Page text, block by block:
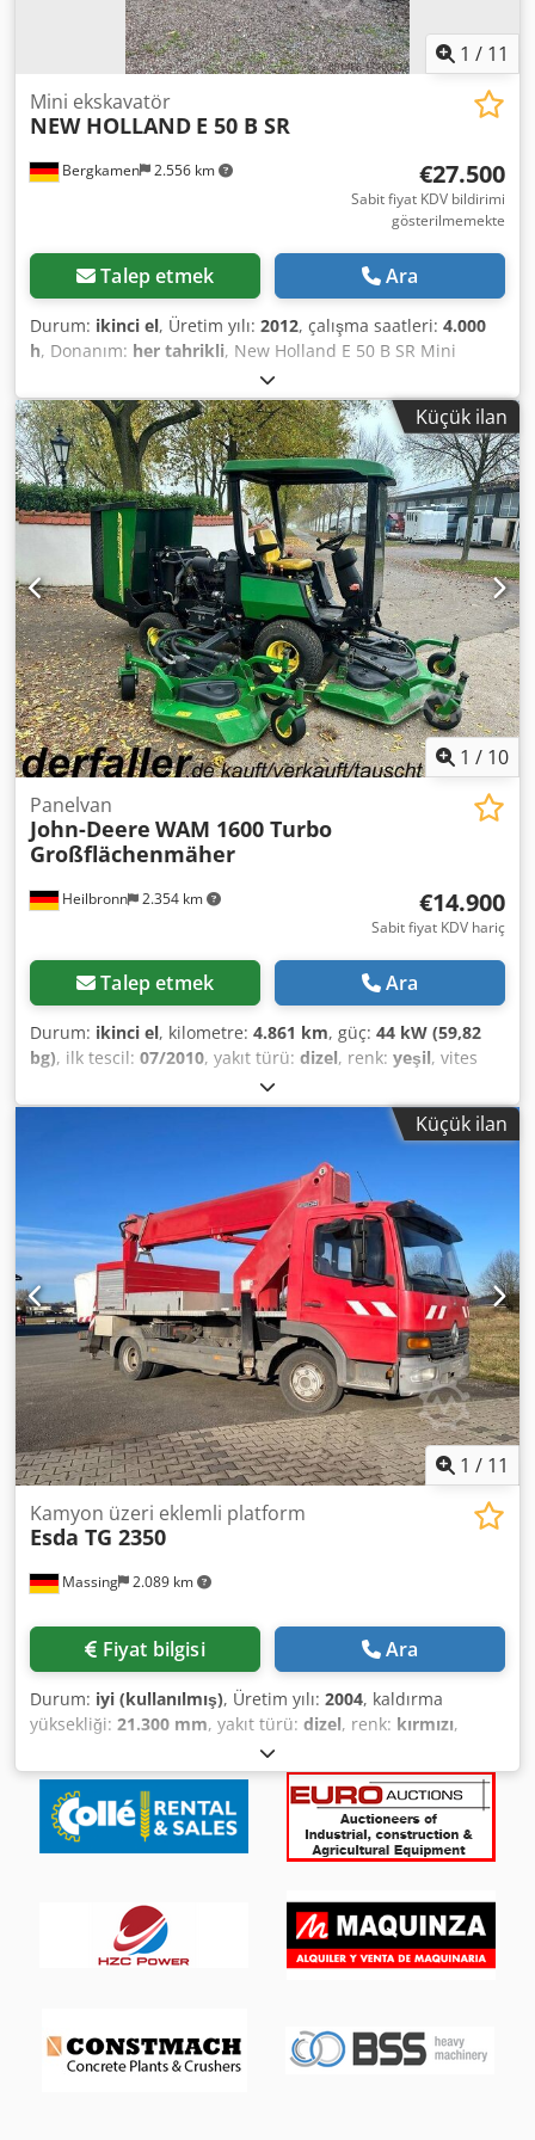
1 / 11
Bergkamen 2.556 km
Mini ekskavatör
NEW HOLLAND E 50 B SR
€27.500
Sabit fiyat KDV bildirimi
gösterilmemekte
Talep etmek Ara
Durum: ikinci el, Üretim yılı: 2012, çalışma saatleri: 4.000
h, Donanım: her tahrikli, New Holland E 50 B SR Mini
Ekskavatör. * Çalışma ağırlığı: 4945 kg * Klima * Üretim yılı:
2012 * Saat: 4000 * Makine çok iyi durumda Crjdsup R
Uujpfx Ab Ajf * Hemen kullanıma hazır
Küçük ilan
1 / 10
Heilbronn 2.354 km
Panelvan
John-Deere WAM 1600 Turbo
Großflächenmäher
€14.900
Sabit fiyat KDV hariç
Talep etmek Ara
Durum: ikinci el, kilometre: 4.861 km, güç: 44 kW (59,82
bg), ilk tescil: 07/2010, yakıt türü: dizel, renk: yeşil, vites
, süspansiyon:diğer
saatleri:4.861 h, Donanım:her tahrikli, Diesel, all-wheel
drive, 44 kW, year of manufacture approx. 2010, 4,861
operating hours, 1 seat, mowing deck with front and side
attachment, large area mower, cutting width approx. 3.00
m. FOR US, CONDITION AND OVERALL IMPRESSION ARE
DECISIVE; PRICE IS SECONDARY. For further inquiries,
please contact Mr. Faller at the provided number.
//*TRADE-IN, PURCHASE OF YOUR VEHICLE, VEHICLE
COLLATERALIZATION, AS WELL AS FINANCING POSSIBLE! All
information without guarantee.* More offers can be found
on our homepage. The description and specified data do
not constitute a guarantee and are not binding. The
binding agreement is the purchase contract concluded at
the dealership when purchasing the vehicle. Subject to
errors and prior sale! Cjdpfjvidgusx Ab Asrf
Küçük ilan
1 / 11
Massing 2.089 km
Kamyon üzeri eklemli platform
Esda TG 2350
Fiyat bilgisi Ara
Durum: iyi (kullanılmış), Üretim yılı: 2004, kaldırma
yüksekliği: 21.300 mm, yakıt türü: dizel, renk: kırmızı,
Genel Bilgiler Kilometre: 59.700 km Ağırlıklar Boş ağırlık:
7.490 kg Fonksiyonel Özellikler Kaldırma kapasitesi: 265 kg
Çalışma yüksekliği: 2.330 cm Yükleme alanının boyutları:
800 x 250 x 335 cm Üstyapı markası: Mercedes Atego CE
işareti: var Bakım, geçmiş ve durum Sahip sayısı: 1 Teknik
EXW Maksimum yatay erişim: 1710 m Maksimum kol açısı
(derece): 180 Son kontrol: 2025-12-22 Cjdpjx N Dtyefx Ab
Aorf Ek Bilgiler Daha fazla bilgi için Rothlehner
Arbeitsbühnen GmbH ile iletişime geçin. Mercedes
Sepet yükü: 265 kg / 2 kişi Yan erişim: 17,10 m Toplam
ağırlık: 7.490 kg Geçiş genişliği: yaklaşık 2,50 m Geçiş